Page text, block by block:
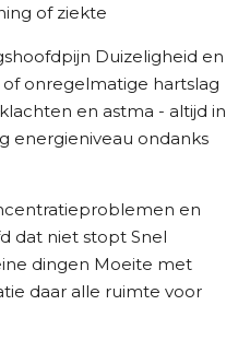
of ziekte
Duizeligheid en
onregelmatige hartslag
en astma - altijd in
energieniveau ondanks
en
dat niet stopt Snel
dingen Moeite met
daar alle ruimte voor